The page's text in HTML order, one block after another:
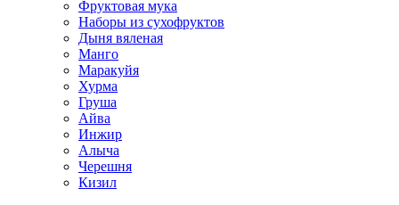
Фруктовая мука
Наборы из сухофруктов
Дыня вяленая
Манго
Маракуйя
Хурма
Груша
Айва
Инжир
Алыча
Черешня
Кизил